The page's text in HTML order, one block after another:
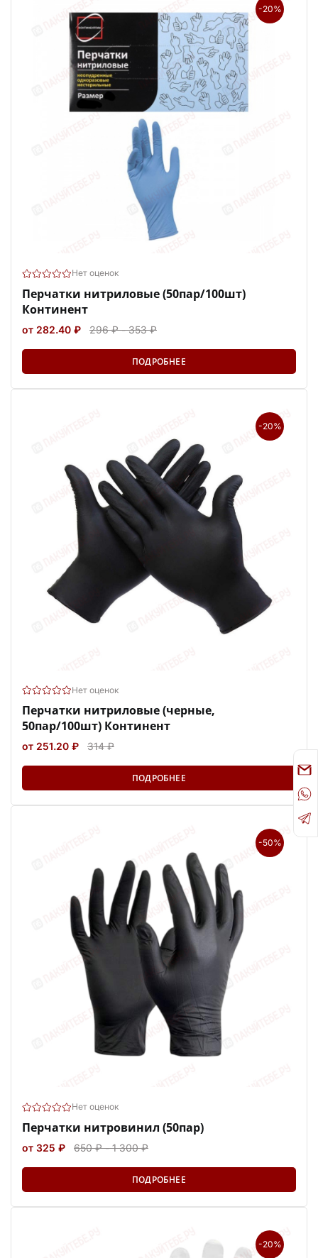
-20%
Нет оценок
Перчатки нитриловые (50пар/100шт)
Континент
от 282.40 ₽ 296 ₽ - 353 ₽
ПОДРОБНЕЕ
-20%
Нет оценок
Перчатки нитриловые (черные,
50пар/100шт) Континент
от 251.20 ₽ 314 ₽
ПОДРОБНЕЕ
-50%
Нет оценок
Перчатки нитровинил (50пар)
от 325 ₽ 650 ₽ - 1 300 ₽
ПОДРОБНЕЕ
-20%